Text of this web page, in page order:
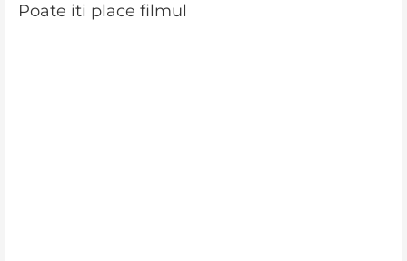
Poate iti place filmul